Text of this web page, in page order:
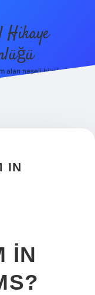
Hikaye
alan neşeli bilgiler!
IN
IN